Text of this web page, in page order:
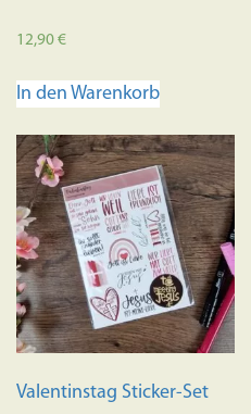
12,90€
In den Warenkorb
Valentinstag Sticker-Set